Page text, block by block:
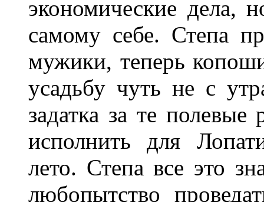
экономические дела,
самому себе. Степа
мужики, теперь
усадьбу чуть не с
задатка за те
исполнить для
лето. Степа все это
любопытство